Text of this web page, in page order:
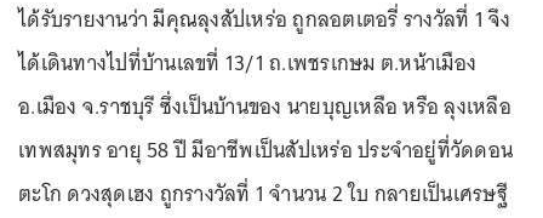
ได้รับรายงานว่า มีคุณลุงสัปเหร่อ ถูกลอตเตอรี่ รางวัลที่ 1 จึง
ได้เดินทางไปที่บ้านเลขที่ 13/1 ถ.เพชรเกษม ต.หน้าเมือง
อ.เมือง จ.ราชบุรี ซึ่งเป็นบ้านของ นายบุญเหลือ หรือ ลุงเหลือ
เทพสมุทร อายุ 58 ปี มีอาชีพเป็นสัปเหร่อ ประจำอยู่ที่วัดดอน
ตะโก ดวงสุดเฮง ถูกรางวัลที่ 1 จำนวน 2 ใบ กลายเป็นเศรษฐี